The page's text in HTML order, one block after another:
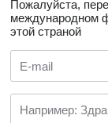
Пожалуйста,
международном
этой страной